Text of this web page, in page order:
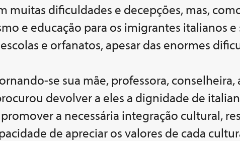
muitas dificuldades e decepções, mas,
e educação para os imigrantes italianos
e orfanatos, apesar das enormes
se sua mãe, professora,
devolver a eles a dignidade de
a necessária integração cultural,
de apreciar os valores de cada